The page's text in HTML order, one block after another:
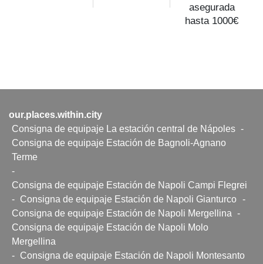
asegurada
hasta 1000€
our.places.within.city
Consigna de equipaje La estación central de Nápoles -
Consigna de equipaje Estación de Bagnoli-Agnano
Terme
-
Consigna de equipaje Estación de Napoli Campi Flegrei
-
Consigna de equipaje Estación de Napoli Gianturco -
Consigna de equipaje Estación de Napoli Mergellina
-
Consigna de equipaje Estación de Napoli Molo
Mergellina
-
Consigna de equipaje Estación de Napoli Montesanto